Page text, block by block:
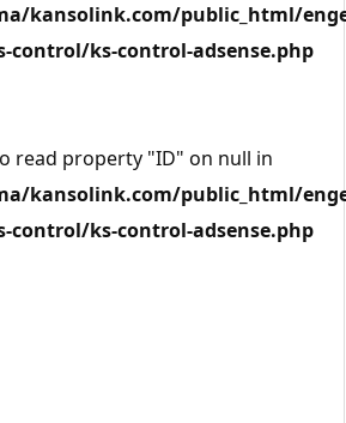
kansolink.com/public_html/
ks-control-adsense.php
read property "ID" on null in
kansolink.com/public_html/
ks-control-adsense.php